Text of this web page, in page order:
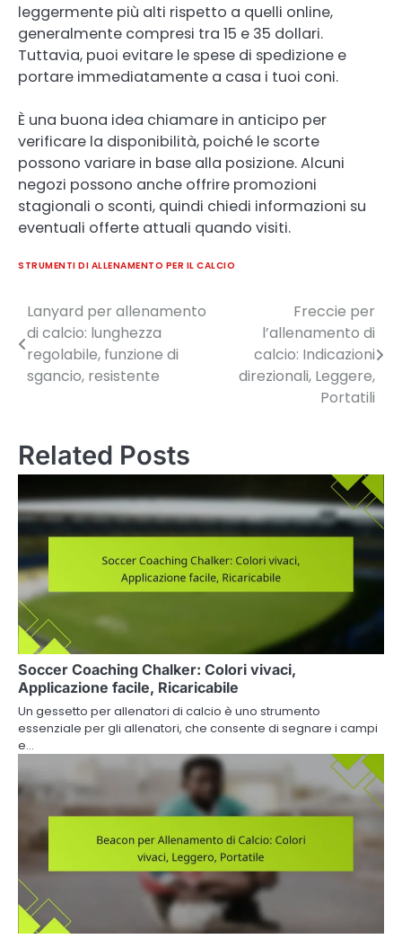
leggermente più alti rispetto a quelli online,
generalmente compresi tra 15 e 35 dollari.
Tuttavia, puoi evitare le spese di spedizione e
portare immediatamente a casa i tuoi coni.
È una buona idea chiamare in anticipo per
verificare la disponibilità, poiché le scorte
possono variare in base alla posizione. Alcuni
negozi possono anche offrire promozioni
stagionali o sconti, quindi chiedi informazioni su
eventuali offerte attuali quando visiti.
STRUMENTI DI ALLENAMENTO PER IL CALCIO
Post
navigation
Lanyard per allenamento
di calcio: lunghezza
regolabile, funzione di
sgancio, resistente
Freccie per
l’allenamento di
calcio: Indicazioni
direzionali, Leggere,
Portatili
Related Posts
Soccer Coaching Chalker: Colori vivaci,
Applicazione facile, Ricaricabile
Un gessetto per allenatori di calcio è uno strumento
essenziale per gli allenatori, che consente di segnare i campi
e…